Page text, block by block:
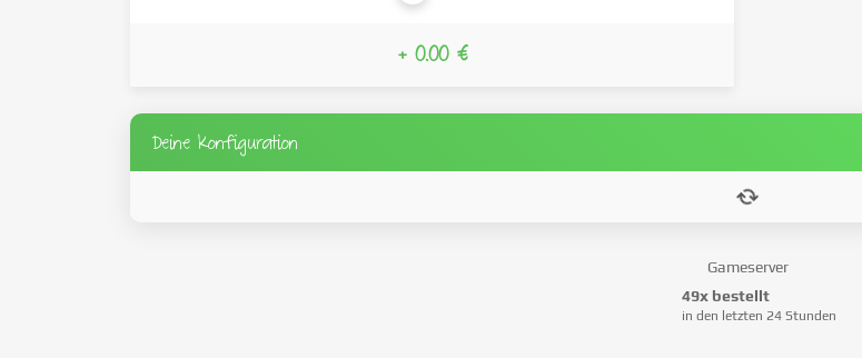
+ 0.00 €
Deine Konfiguration
Gameserver
49x bestellt
in den letzten 24 Stunden